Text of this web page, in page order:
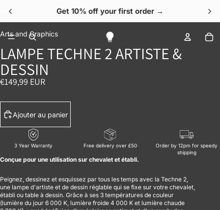
Get 10% off your first order →
Arts and Graphics
LAMPE TECHNE 2 ARTISTE &
DESSIN
€149,99 EUR
Ajouter au panier
3 Year Warranty Free delivery over £50
Order by 12pm for speedy
shipping
Conçue pour une utilisation sur chevalet et établi.
Peignez, dessinez et esquissez par tous les temps avec la Techne 2,
une lampe d'artiste et de dessin réglable qui se fixe sur votre chevalet,
établi ou table à dessin. Grâce à ses 3 températures de couleur
(lumière du jour 6 000 K, lumière froide 4 000 K et lumière chaude